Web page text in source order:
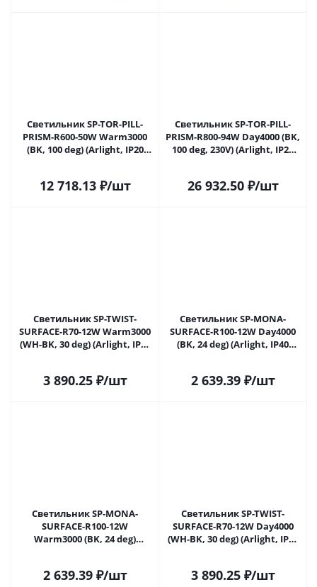
Светильник SP-TOR-PILL-
PRISM-R600-50W Warm3000
(BK, 100 deg) (Arlight, IP20
12 718.13₽/шт
Светильник SP-TOR-PILL-
PRISM-R800-94W Day4000 (BK,
100 deg, 230V) (Arlight, IP20
26 932.50₽/шт
Светильник SP-TWIST-
SURFACE-R70-12W Warm3000
(WH-BK, 30 deg) (Arlight, IP40
3 890.25₽/шт
Светильник SP-MONA-
SURFACE-R100-12W Day4000
(BK, 24 deg) (Arlight, IP40
2 639.39₽/шт
Светильник SP-MONA-
SURFACE-R100-12W
Warm3000 (BK, 24 deg)
2 639.39₽/шт
Светильник SP-TWIST-
SURFACE-R70-12W Day4000
(WH-BK, 30 deg) (Arlight, IP40
3 890.25₽/шт